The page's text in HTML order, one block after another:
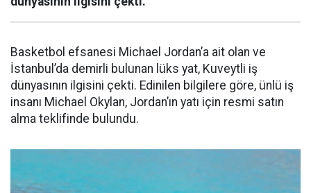
Basketbol efsanesi Michael Jordan’a ait olan ve
İstanbul’da demirli bulunan lüks yat, Kuveytli iş
dünyasının ilgisini çekti. Edinilen bilgilere göre, ünlü iş
insanı Michael Okylan, Jordan’ın yatı için resmi satın
alma teklifinde bulundu.